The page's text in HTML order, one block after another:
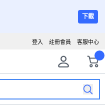
下載
客服中心
註冊會員
登入